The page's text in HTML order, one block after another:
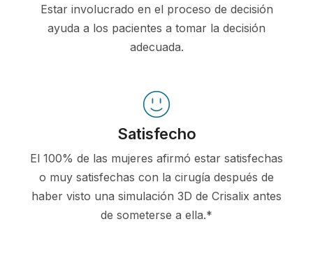
Estar involucrado en el proceso de decisión
ayuda a los pacientes a tomar la decisión
adecuada.
Satisfecho
El 100% de las mujeres afirmó estar satisfechas
o muy satisfechas con la cirugía después de
haber visto una simulación 3D de Crisalix antes
de someterse a ella.*